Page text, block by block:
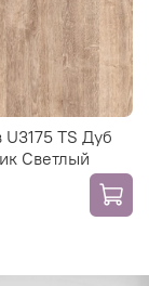
U3175 TS Дуб
Светлый